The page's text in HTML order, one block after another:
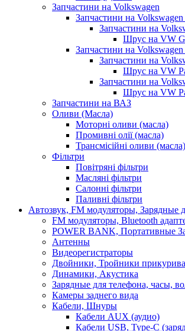
Запчастини на Volkswagen
Запчастини на
Запчастини на
Шрус на VW
Запчастини на Volkswagen
Запчастини на
Шрус на VW
Запчастини на
Шрус на VW
Запчастини на ВАЗ
Оливи (Масла)
Моторні оливи (масла)
Промивні олії (масла)
Трансмісійні оливи (масла)
Фільтри
Повітряні фільтри
Масляні фільтри
Салонні фільтри
Паливні фільтри
Автозвук, FM модуляторы, Зарядные
FM модуляторы, Bluetooth
POWER BANK, Портативные
Антенны
Видеорегистраторы
Двойники, Тройники
Динамики, Акустика
Зарядные для телефона, часы,
Камеры заднего вида
Кабели, Шнуры
Кабели AUX (аудио)
Кабели USB, Type-C